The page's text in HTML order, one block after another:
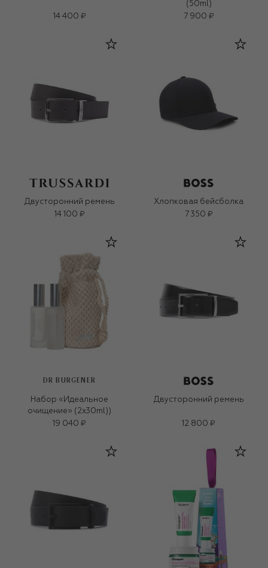
14 400 ₽
(50ml)
7 900 ₽
Двусторонний ремень
14 100 ₽
Хлопковая бейсболка
7 350 ₽
DR BURGENER
Набор «Идеальное
очищение» (2x30ml))
19 040 ₽
Двусторонний ремень
12 800 ₽